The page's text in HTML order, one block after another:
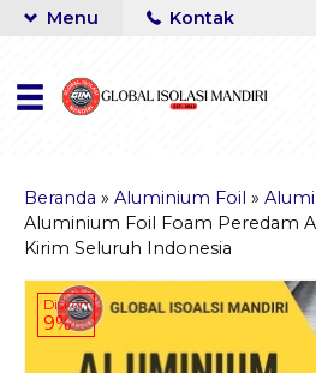
Menu Kontak
Beranda » Aluminium Foil »
Aluminium Foil Foam Peredam
Kirim Seluruh Indonesia
Diskon
9%